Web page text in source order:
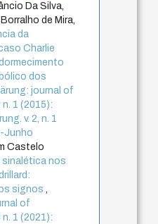
Da Silva,
de Mira,
da
Charlie
dos
journal of
1 (2015):
v. 2, n. 1
Junho
Castelo
sinalética nos
signos,
of
1 (2021):